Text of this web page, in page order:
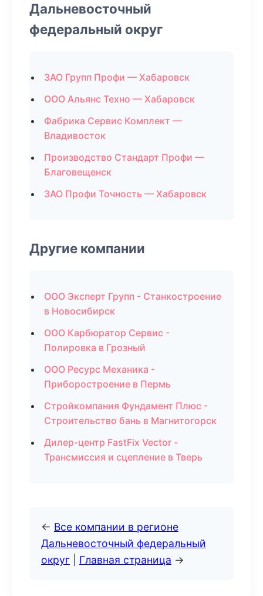
Дальневосточный
федеральный округ
ЗАО Групп Профи — Хабаровск
ООО Альянс Техно — Хабаровск
Фабрика Сервис Комплект —
Владивосток
Производство Стандарт Профи —
Благовещенск
ЗАО Профи Точность — Хабаровск
Другие компании
ООО Эксперт Групп - Станкостроение
в Новосибирск
ООО Карбюратор Сервис -
Полировка в Грозный
ООО Ресурс Механика -
Приборостроение в Пермь
Стройкомпания Фундамент Плюс -
Строительство бань в Магнитогорск
Дилер-центр FastFix Vector -
Трансмиссия и сцепление в Тверь
← Все компании в регионе
Дальневосточный федеральный
округ
Главная страница →